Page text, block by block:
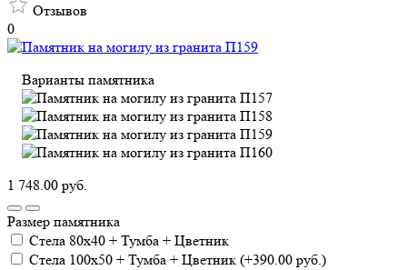
Отзывов
0
Варианты памятника
1 748.00 руб.
Размер памятника
Cтела 80х40 + Тумба + Цветник
Cтела 100х50 + Тумба + Цветник (+390.00 руб.)